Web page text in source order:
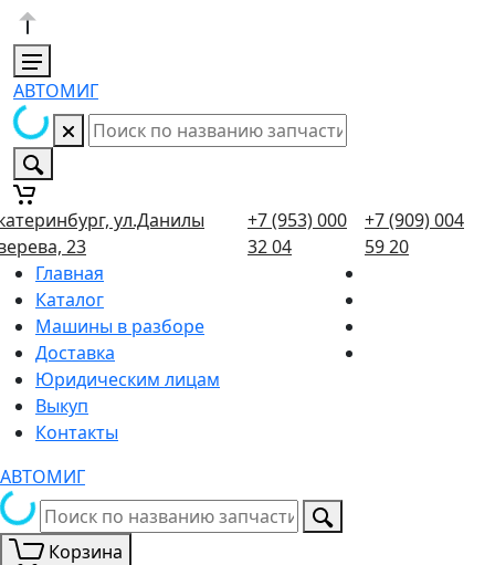
АВТОМИГ
ул.Данилы
23
+7 (953) 000
32 04
+7 (909) 004
59 20
Главная
Каталог
Машины в разборе
Доставка
Юридическим лицам
Выкуп
Контакты
АВТОМИГ
Корзина